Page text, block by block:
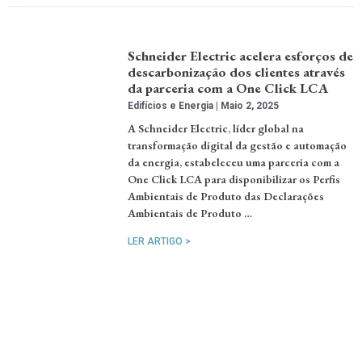
Schneider Electric acelera esforços de
descarbonização dos clientes através
da parceria com a One Click LCA
Edifícios e Energia Maio 2, 2025
A Schneider Electric, líder global na
transformação digital da gestão e automação
da energia, estabeleceu uma parceria com a
One Click LCA para disponibilizar os Perfis
Ambientais de Produto das Declarações
Ambientais de Produto …
LER ARTIGO >